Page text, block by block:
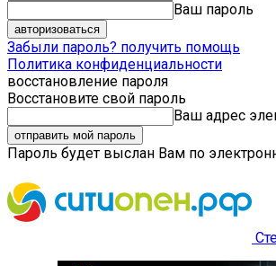
Ваш пароль
Забыли пароль? получить помощь
Политика конфиденциальности
восстановление пароля
Восстановите свой пароль
Ваш адрес
Пароль будет выслан Вам по